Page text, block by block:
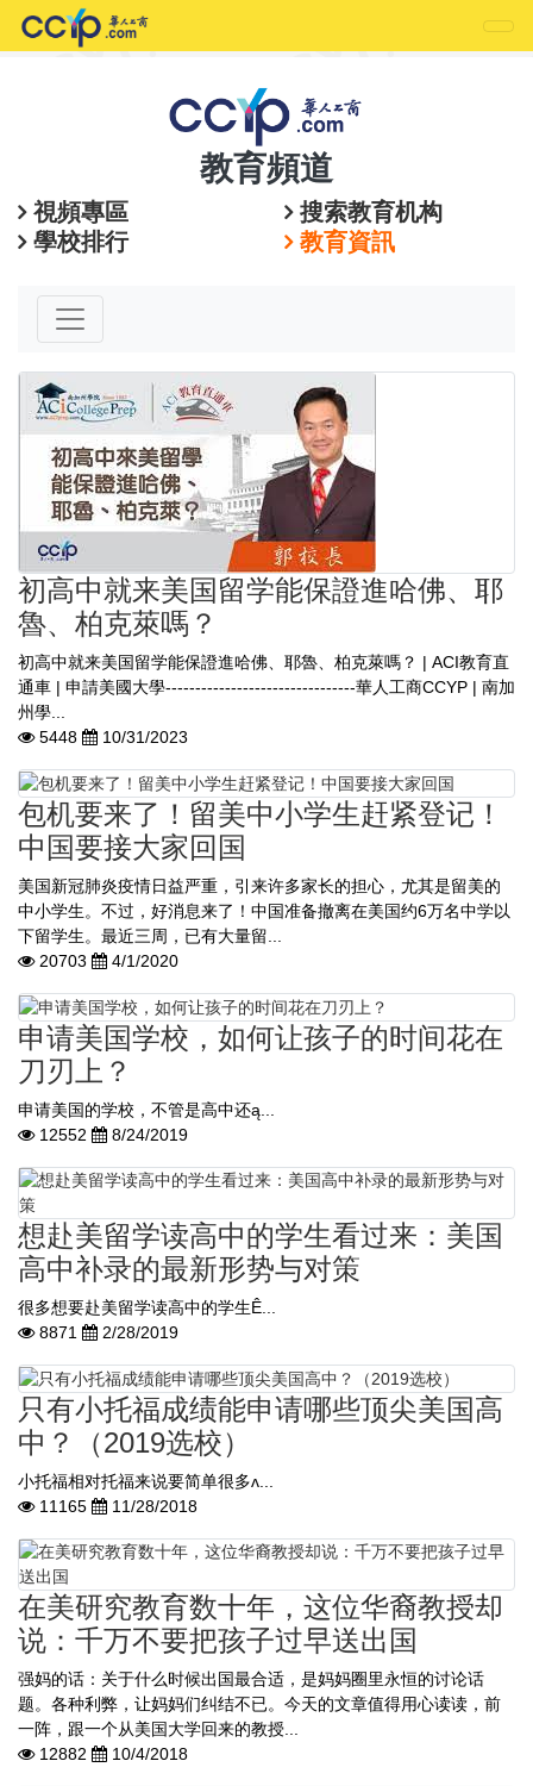
教育頻道
視頻專區
搜索教育机构
學校排行
教育資訊
初高中就来美国留学能保證進哈佛、耶
魯、柏克萊嗎？
初高中就来美国留学能保證進哈佛、耶魯、柏克萊嗎？ | ACI教育直
通車 | 申請美國大學--------------------------------華人工商CCYP | 南加
州學...
5448
10/31/2023
包机要来了！留美中小学生赶紧登记！
中国要接大家回国
美国新冠肺炎疫情日益严重，引来许多家长的担心，尤其是留美的
中小学生。不过，好消息来了！中国准备撤离在美国约6万名中学以
下留学生。最近三周，已有大量留...
20703
4/1/2020
申请美国学校，如何让孩子的时间花在
刀刃上？
申请美国的学校，不管是高中还ą...
12552
8/24/2019
想赴美留学读高中的学生看过来：美国
高中补录的最新形势与对策
很多想要赴美留学读高中的学生Ê...
8871
2/28/2019
只有小托福成绩能申请哪些顶尖美国高
中？（2019选校）
小托福相对托福来说要简单很多ʌ...
11165
11/28/2018
在美研究教育数十年，这位华裔教授却
说：千万不要把孩子过早送出国
强妈的话：关于什么时候出国最合适，是妈妈圈里永恒的讨论话
题。各种利弊，让妈妈们纠结不已。今天的文章值得用心读读，前
一阵，跟一个从美国大学回来的教授...
12882
10/4/2018